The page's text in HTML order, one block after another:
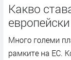
Какво
Много големи
рамките на ЕС.